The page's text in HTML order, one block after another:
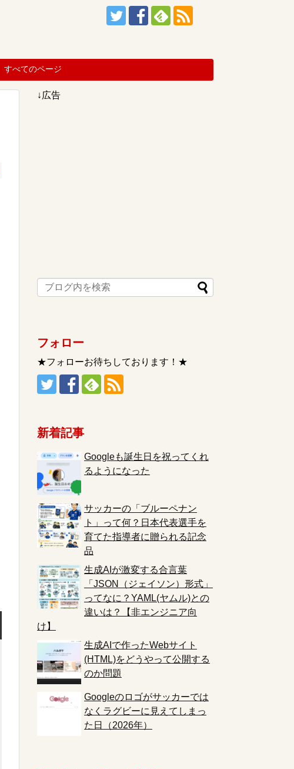
すべてのページ
↓広告
フォロー
★フォローお待ちしております！★
新着記事
Googleも誕生日を祝ってくれ
るようになった
サッカーの「ブルーペナン
ト」って何？日本代表選手を
育てた指導者に贈られる記念
品
生成AIが激変する合言葉
「JSON（ジェイソン）形式」
ってなに？YAML(ヤムル)との
違いは？【非エンジニア向
け】
生成AIで作ったWebサイト
(HTML)をどうやって公開する
のか問題
Googleのロゴがサッカーでは
なくラグビーに見えてしまっ
た日（2026年）